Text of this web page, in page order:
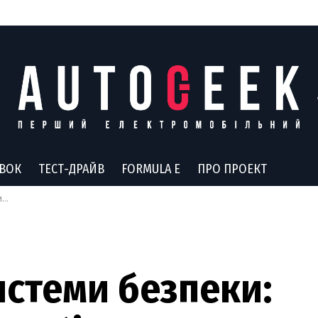
ТЕСТ-ДРАЙВ FORMULA E ПРО ПРОЕКТ
безпеки: